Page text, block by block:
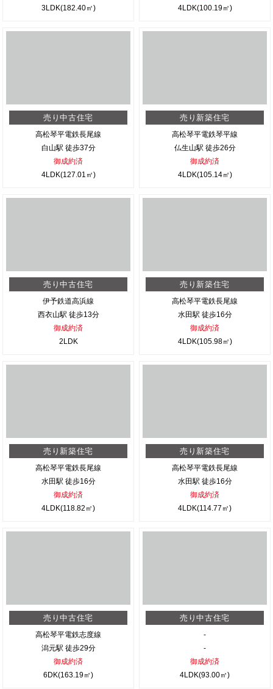
3LDK(182.40㎡)
4LDK(100.19㎡)
売り中古住宅
高松琴平電鉄長尾線
白山駅 徒歩37分
御成約済
4LDK(127.01㎡)
売り新築住宅
高松琴平電鉄琴平線
仏生山駅 徒歩26分
御成約済
4LDK(105.14㎡)
売り中古住宅
伊予鉄道高浜線
西衣山駅 徒歩13分
御成約済
2LDK
売り新築住宅
高松琴平電鉄長尾線
水田駅 徒歩16分
御成約済
4LDK(105.98㎡)
売り新築住宅
高松琴平電鉄長尾線
水田駅 徒歩16分
御成約済
4LDK(118.82㎡)
売り新築住宅
高松琴平電鉄長尾線
水田駅 徒歩16分
御成約済
4LDK(114.77㎡)
売り中古住宅
高松琴平電鉄志度線
潟元駅 徒歩29分
御成約済
6DK(163.19㎡)
売り中古住宅
-
-
御成約済
4LDK(93.00㎡)